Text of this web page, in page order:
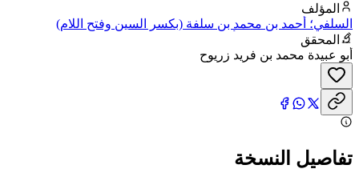
المؤلف
السلفي؛ أحمد بن محمد بن سلفة (بكسر السين وفتح اللام)
الأصبهاني، صدر الدين، أبو طاهر السلفي
المحقق
أبو عبيدة محمد بن فريد زريوح
تفاصيل النسخة